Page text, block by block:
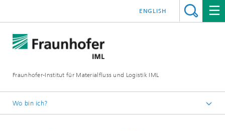
Fraunhofer-Institut für Materialfluss und Logistik IML
ENGLISH
Wo bin ich?